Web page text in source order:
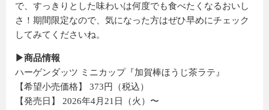
で、すっきりとした味わいは何度でも食べたくなるおいし
さ！期間限定なので、気になった方はぜひ早めにチェック
してみてくださいね。
▶商品情報
ハーゲンダッツ ミニカップ『加賀棒ほうじ茶ラテ』
【希望小売価格】 373円（税込）
【発売日】 2026年4月21日（火）〜